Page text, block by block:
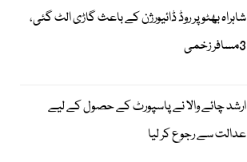
شاہراہ بھٹو پر روڈ ڈائیورژن کے باعث گاڑی الٹ گئی،
3مسافر زخمی
ارشد چائے والا نے پاسپورٹ کے حصول کے لیے
عدالت سے رجوع کر لیا